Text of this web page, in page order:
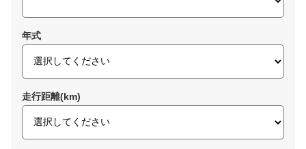
年式
走行距離(km)